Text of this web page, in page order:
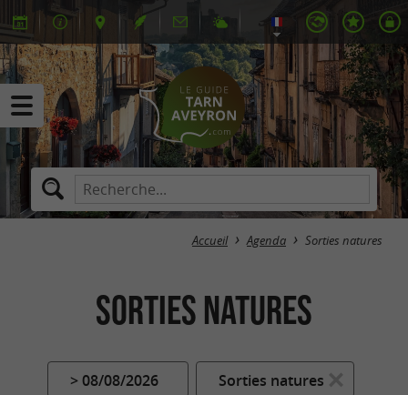
Accueil Agenda Sorties natures
Sorties natures
> 08/08/2026 Sorties natures